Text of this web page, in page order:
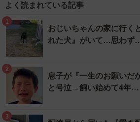
よく読まれている記事
1
おじいちゃんの家に行く
れた犬』がいて…思わず
2
息子が『一生のお願いだ
と号泣→飼い始めて4年…
3